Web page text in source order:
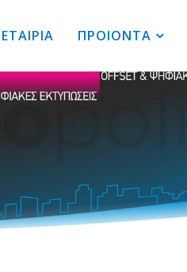
ΕΤΑΙΡΙΑ ΠΡΟΙΟΝΤΑ